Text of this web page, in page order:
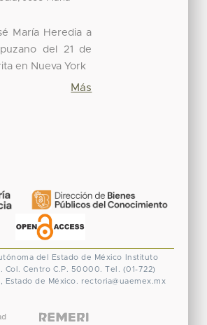
María Heredia a
del 21 de
en Nueva York
Más
del Estado de México
Instituto
Col. Centro C.P. 50000. Tel. (01-722)
Estado de México. rectoria@uaemex.mx